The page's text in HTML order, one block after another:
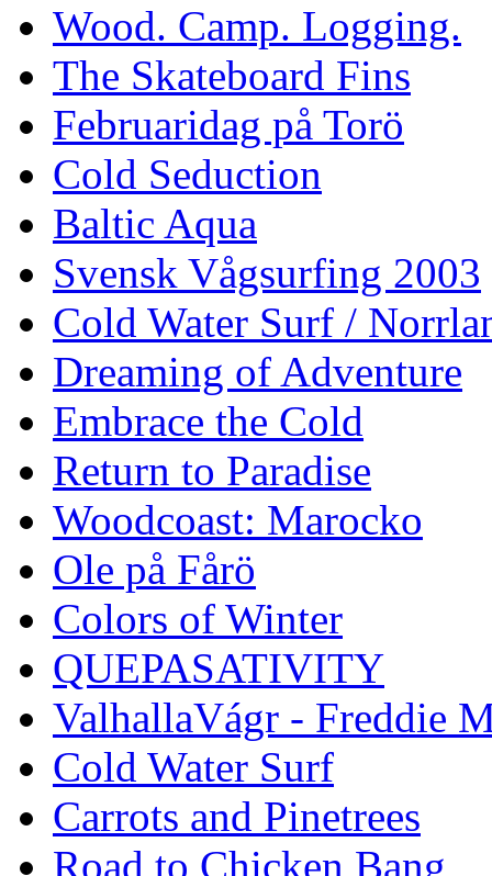
Wood. Camp. Logging.
The Skateboard Fins
Februaridag på Torö
Cold Seduction
Baltic Aqua
Svensk Vågsurfing 2003
Cold Water Surf /
Dreaming of Adventure
Embrace the Cold
Return to Paradise
Woodcoast: Marocko
Ole på Fårö
Colors of Winter
QUEPASATIVITY
ValhallaVágr - Freddie
Cold Water Surf
Carrots and Pinetrees
Road to Chicken Bang